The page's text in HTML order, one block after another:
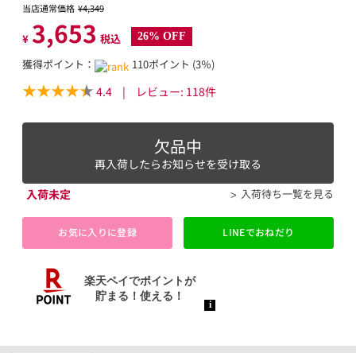
当店通常価格 ¥4,349
¥ 3,653 税込 26% OFF
獲得ポイント： 110ポイント (3％)
4.4 | レビュー: 118件
欠品中
再入荷したらお知らせを受け取る
入荷未定
入荷待ち一覧を見る
お気に入りに登録 LINEでおねだり